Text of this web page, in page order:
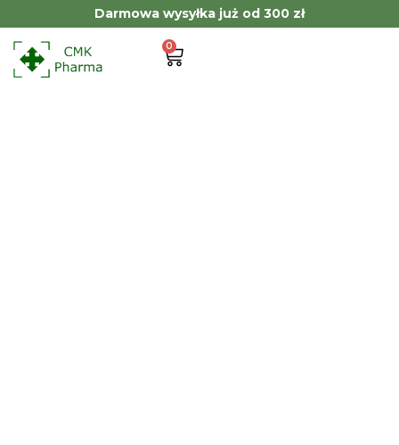
Darmowa wysyłka już od 300 zł
0